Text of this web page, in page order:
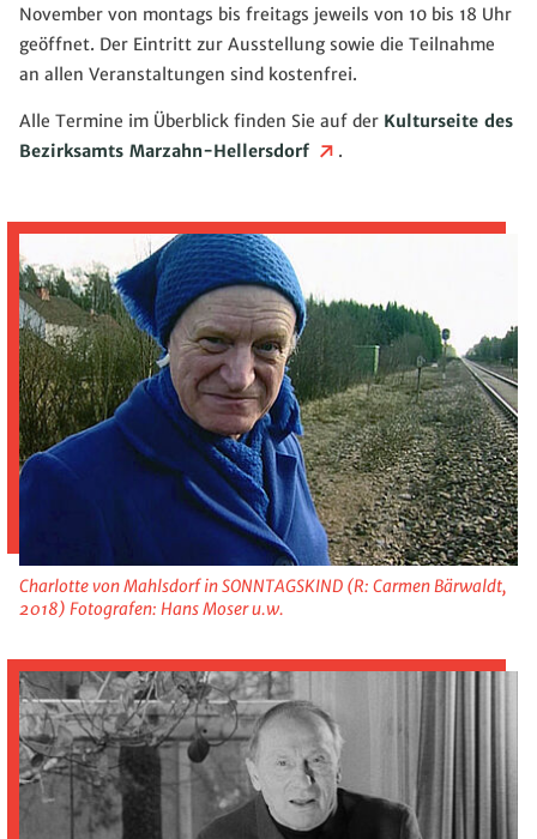
November von montags bis freitags jeweils von 10 bis 18 Uhr
geöffnet. Der Eintritt zur Ausstellung sowie die Teilnahme
an allen Veranstaltungen sind kostenfrei.
Alle Termine im Überblick finden Sie auf der Kulturseite des
Bezirksamts Marzahn-Hellersdorf
.
Charlotte von Mahlsdorf in SONNTAGSKIND (R: Carmen Bärwaldt,
2018) Fotografen: Hans Moser u.w.